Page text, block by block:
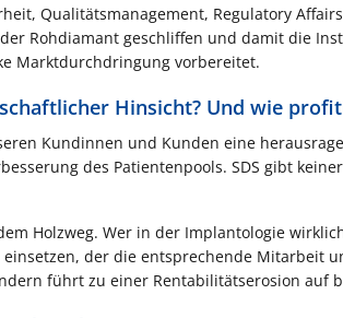
Qualitätsmanagement, Regulatory
Rohdiamant geschliffen und damit die
Marktdurchdringung vorbereitet.
Hinsicht? Und wie
Kundinnen und Kunden eine
des Patientenpools. SDS gibt
Holzweg. Wer in der Implantologie
der die entsprechende Mitarbeit
führt zu einer Rentabilitätserosion auf